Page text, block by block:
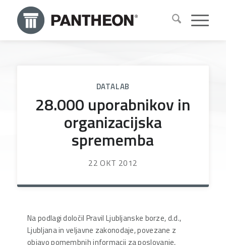
DATALAB
28.000 uporabnikov in
organizacijska
sprememba
22 OKT 2012
Na podlagi določil Pravil Ljubljanske borze, d.d.,
Ljubljana in veljavne zakonodaje, povezane z
objavo pomembnih informacij za poslovanje,